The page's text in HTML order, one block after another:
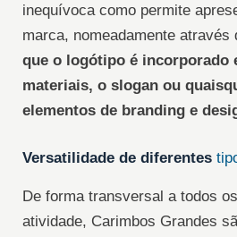
inequívoca como permite
marca, nomeadamente através
que o logótipo é incorporado
materiais, o slogan ou
elementos de branding e
Versatilidade de diferentes
De forma transversal a todos
atividade, Carimbos Grandes